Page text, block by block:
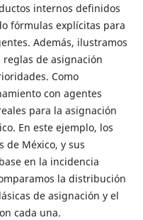
internos definidos
fórmulas explícitas para
Además, ilustramos
de asignación
Como
con agentes
para la asignación
En este ejemplo, los
de México, y sus
en la incidencia
la distribución
de asignación y el
cada una.